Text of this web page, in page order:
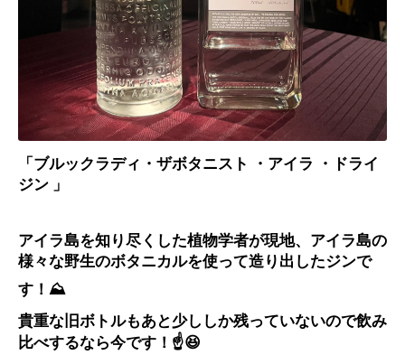
「ブルックラディ・ザボタニスト ・アイラ ・ドライ
ジン 」
アイラ島を知り尽くした植物学者が現地、アイラ島の
様々な野生のボタニカルを使って造り出したジンで
す！⛰️
貴重な旧ボトルもあと少ししか残っていないので飲み
比べするなら今です！☝️😆